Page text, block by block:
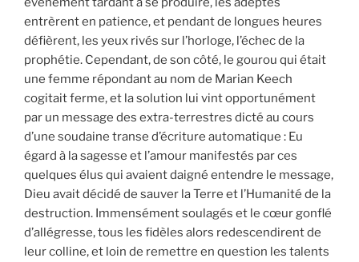
entrèrent en patience, et pendant de longues heures
défièrent, les yeux rivés sur l’horloge, l’échec de la
prophétie. Cependant, de son côté, le gourou qui était
une femme répondant au nom de Marian Keech
cogitait ferme, et la solution lui vint opportunément
par un message des extra-terrestres dicté au cours
d’une soudaine transe d’écriture automatique : Eu
égard à la sagesse et l’amour manifestés par ces
quelques élus qui avaient daigné entendre le message,
Dieu avait décidé de sauver la Terre et l’Humanité de la
destruction. Immensément soulagés et le cœur gonflé
d’allégresse, tous les fidèles alors redescendirent de
leur colline, et loin de remettre en question les talents